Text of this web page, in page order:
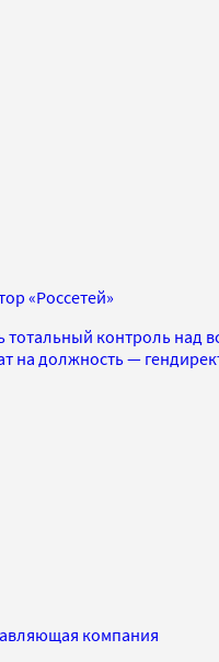
«Россетей»
тотальный контроль над
на должность —
компания